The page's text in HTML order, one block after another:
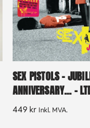
SEX PISTOLS –
ANNIVERSARY… –
449 kr Inkl. MVA.